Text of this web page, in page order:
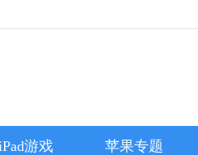
游戏 苹果专题